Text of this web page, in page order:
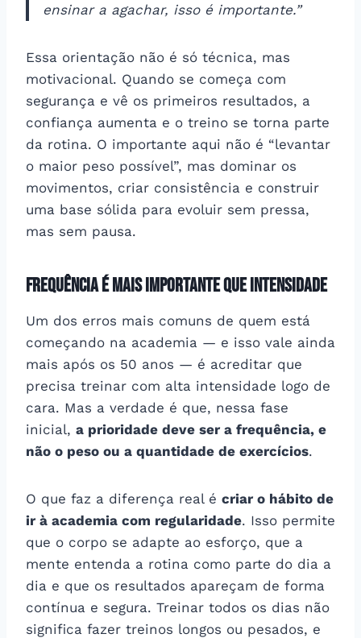
ensinar a agachar, isso é importante.”​
Essa orientação não é só técnica, mas
motivacional. Quando se começa com
segurança e vê os primeiros resultados, a
confiança aumenta e o treino se torna parte
da rotina. O importante aqui não é “levantar
o maior peso possível”, mas dominar os
movimentos, criar consistência e construir
uma base sólida para evoluir sem pressa,
mas sem pausa.
Frequência é mais importante que intensidade
Um dos erros mais comuns de quem está
começando na academia — e isso vale ainda
mais após os 50 anos — é acreditar que
precisa treinar com alta intensidade logo de
cara. Mas a verdade é que, nessa fase
inicial, a prioridade deve ser a frequência, e
não o peso ou a quantidade de exercícios.
O que faz a diferença real é criar o hábito de
ir à academia com regularidade. Isso permite
que o corpo se adapte ao esforço, que a
mente entenda a rotina como parte do dia a
dia e que os resultados apareçam de forma
contínua e segura. Treinar todos os dias não
significa fazer treinos longos ou pesados, e